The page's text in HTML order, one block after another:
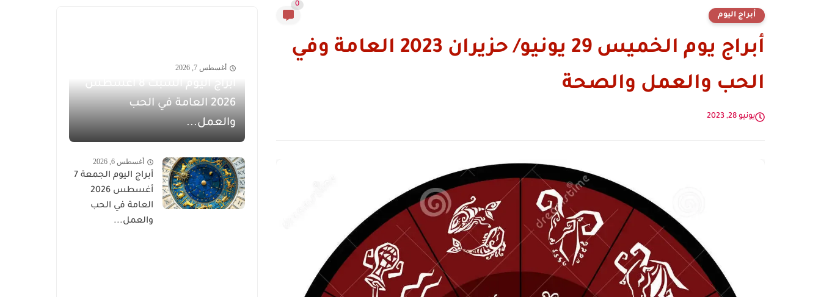
أبراج اليوم
0
أبراج يوم الخميس 29 يونيو/ حزيران 2023 العامة وفي
الحب والعمل والصحة
يونيو 28, 2023
أغسطس 7, 2026
أبراج اليوم السبت 8 أغسطس
2026 العامة في الحب
والعمل...
أغسطس 6, 2026
أبراج اليوم الجمعة 7
أغسطس 2026
العامة في الحب
والعمل...